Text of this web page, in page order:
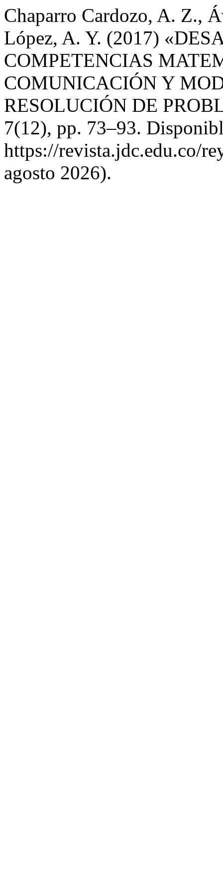
Chaparro Cardozo, A. Z.,
López, A. Y. (2017)
COMPETENCIAS
COMUNICACIÓN Y
RESOLUCIÓN DE
7(12), pp. 73–93.
https://revista.jdc.edu.co/
agosto 2026).